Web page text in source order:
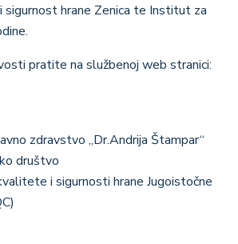
hrane Zenica te Institut za
pratite na službenoj web stranici:
zdravstvo „Dr.Andrija Štampar“
društvo
i sigurnosti hrane Jugoistočne